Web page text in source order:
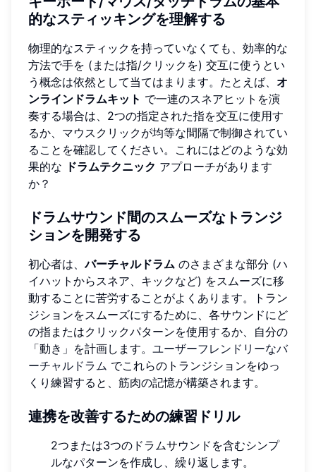
的なスティッキングを理解する
物理的なスティックを持っていなくても、効率的な
方法で手を (または指/クリックを) 交互に使うとい
う概念は依然として当てはまります。たとえば、 オ
ンラインドラムキット で一連のスネアヒットを演
奏する場合は、2つの指定された指を交互に使用す
るか、マウスクリックが均等な間隔で制御されてい
ることを確認してください。これにはどのような効
果的な ドラムテクニック アプローチがあります
か？
ドラムサウンド間のスムーズなトランジ
ションを開発する
初心者は、バーチャルドラム のさまざまな部分 (ハ
イハットからスネア、キックなど) をスムーズに移
動することに苦労することがよくあります。トラン
ジションをスムーズにするために、各サウンドにど
の指またはクリックパターンを使用するか、自分の
「動き」を計画します。 ユーザーフレンドリーなバ
ーチャルドラム でこれらのトランジションをゆっ
くり練習すると、筋肉の記憶が構築されます。
連携を改善するための練習ドリル
2つまたは3つのドラムサウンドを含むシンプ
ルなパターンを作成し、繰り返します。